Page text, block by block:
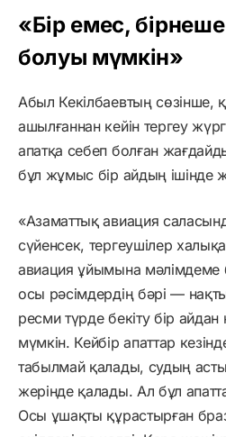
«Бір емес,
болуы мүмкін»
Абыл Кекілбаевтың сөзінше,
ашылғаннан кейін тергеу
апатқа себеп болған
бұл жұмыс бір айдың ішінде
«Азаматтық авиация
сүйенсек, тергеушілер
авиация ұйымына мәлімдеме
осы рәсімдердің бәрі —
ресми түрде бекіту бір
мүмкін. Кейбір апаттар
табылмай қалады, судың
жерінде қалады. Ал бұл
Осы ұшақты құрастырған